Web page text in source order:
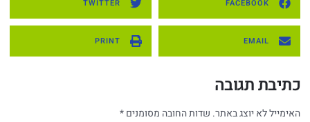
FACEBOOK
TWITTER
EMAIL
PRINT
כתיבת תגובה
האימייל לא יוצג באתר. שדות החובה מסומנים*